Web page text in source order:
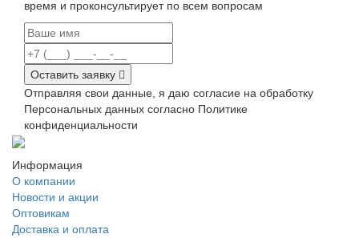
время и проконсультирует по всем вопросам
Оставить заявку
Отправляя свои данные, я даю согласие на обработку
Персональных данных согласно Политике
конфиденциальности
Информация
О компании
Новости и акции
Оптовикам
Доставка и оплата